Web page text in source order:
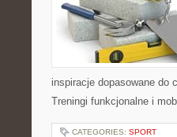
inspiracje dopasowane do
Treningi funkcjonalne i
CATEGORIES: SPORT